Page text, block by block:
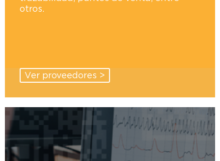
otros.
Ver proveedores >